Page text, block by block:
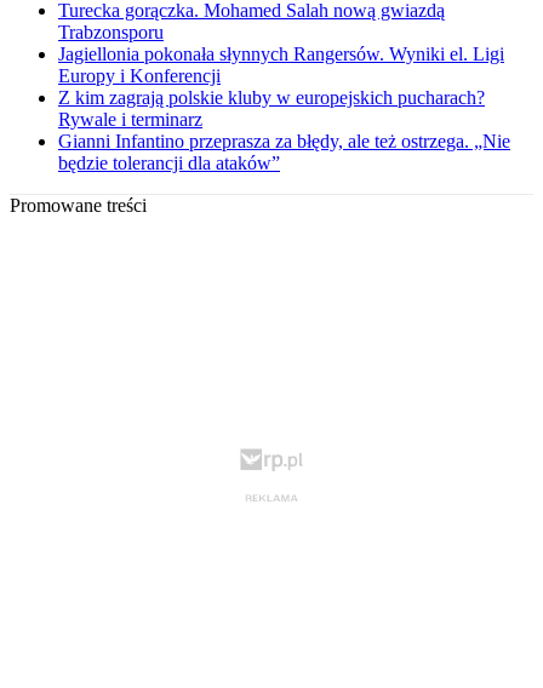
Turecka gorączka. Mohamed Salah nową gwiazdą
Trabzonsporu
Jagiellonia pokonała słynnych Rangersów. Wyniki el. Ligi
Europy i Konferencji
Z kim zagrają polskie kluby w europejskich pucharach?
Rywale i terminarz
Gianni Infantino przeprasza za błędy, ale też ostrzega. „Nie
będzie tolerancji dla ataków”
Promowane treści